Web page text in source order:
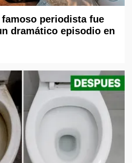
periodista fue
dramático episodio en